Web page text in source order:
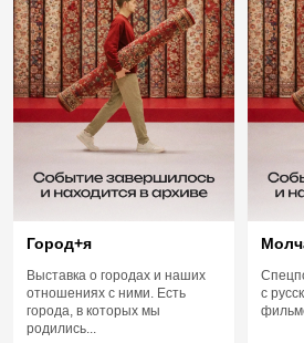
Город+я
Выставка о городах и наших
отношениях с ними. Есть
города, в которых мы
родились...
с